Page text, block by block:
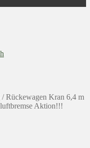
/Rückewagen Kran 6,4 m
Aktion!!!